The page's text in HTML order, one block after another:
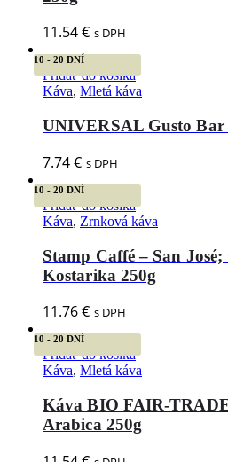
11.54€ s DPH
10 - 20 DNÍ
Pridať do košíka
Káva, Mletá káva
UNIVERSAL Gusto Bar
7.74€ s DPH
10 - 20 DNÍ
Pridať do košíka
Káva, Zrnková káva
Stamp Caffé – San
Kostarika 250g
11.76€ s DPH
10 - 20 DNÍ
Pridať do košíka
Káva, Mletá káva
Káva BIO FAIR-
Arabica 250g